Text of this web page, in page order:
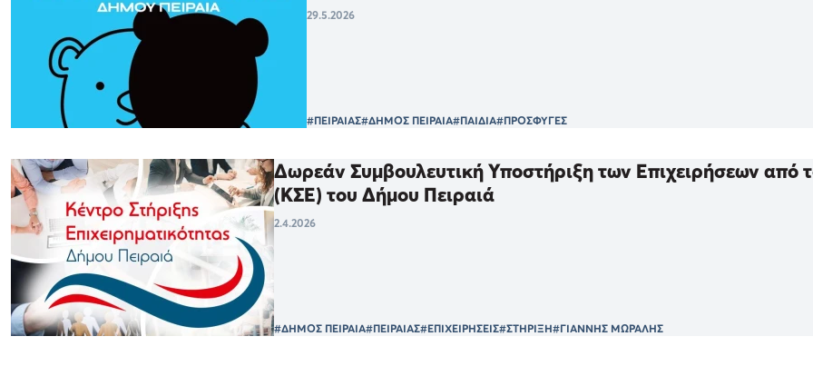
29.5.2026
#ΠΕΙΡΑΙΑΣ#ΔΗΜΟΣ ΠΕΙΡΑΙΑ#ΠΑΙΔΙΑ#ΠΡΟΣΦΥΓΕΣ
Δωρεάν Συμβουλευτική Υποστήριξη των Επιχειρήσεων από
(ΚΣΕ) του Δήμου Πειραιά
2.4.2026
#ΔΗΜΟΣ ΠΕΙΡΑΙΑ#ΠΕΙΡΑΙΑΣ#ΕΠΙΧΕΙΡΗΣΕΙΣ#ΣΤΗΡΙΞΗ#ΓΙΑΝΝΗΣ ΜΩΡΑΛΗΣ